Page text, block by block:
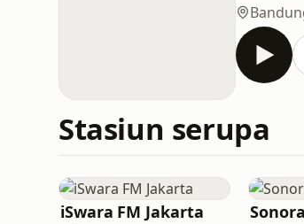
Stasiun serupa
iSwara FM Jakarta